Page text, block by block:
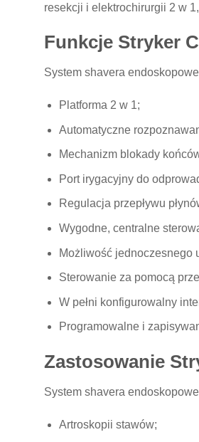
resekcji i elektrochirurgii 2 w
Funkcje Stryker
System shavera
Platforma 2 w 1;
Automatyczne
Mechanizm blokady
Port irygacyjny do
Regulacja przepływu
Wygodne, centralne
Możliwość jednoczesnego
Sterowanie za pomocą
W pełni konfigurowalny
Programowalne i
Zastosowanie
System shavera
Artroskopii stawów;